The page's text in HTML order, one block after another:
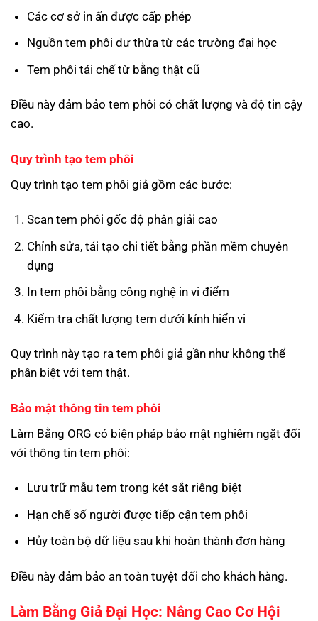
Các cơ sở in ấn được cấp phép
Nguồn tem phôi dư thừa từ các trường đại học
Tem phôi tái chế từ bằng thật cũ
Điều này đảm bảo tem phôi có chất lượng và độ tin cậy
cao.
Quy trình tạo tem phôi
Quy trình tạo tem phôi giả gồm các bước:
Scan tem phôi gốc độ phân giải cao
Chỉnh sửa, tái tạo chi tiết bằng phần mềm chuyên
dụng
In tem phôi bằng công nghệ in vi điểm
Kiểm tra chất lượng tem dưới kính hiển vi
Quy trình này tạo ra tem phôi giả gần như không thể
phân biệt với tem thật.
Bảo mật thông tin tem phôi
Làm Bằng ORG có biện pháp bảo mật nghiêm ngặt đối
với thông tin tem phôi:
Lưu trữ mẫu tem trong két sắt riêng biệt
Hạn chế số người được tiếp cận tem phôi
Hủy toàn bộ dữ liệu sau khi hoàn thành đơn hàng
Điều này đảm bảo an toàn tuyệt đối cho khách hàng.
Làm Bằng Giả Đại Học: Nâng Cao Cơ Hội